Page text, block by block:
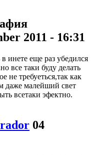
2011 - 16:31
инете еще раз убедился
все таки буду делать
не требуеться,так как
даже малейший свет
всетаки эфектно.
04